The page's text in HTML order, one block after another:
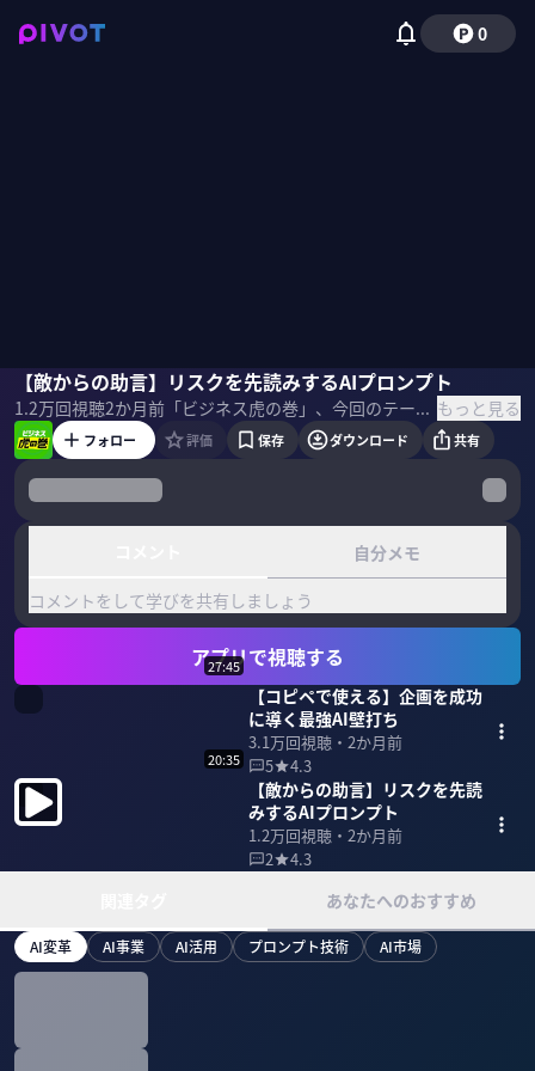
0
【敵からの助言】リスクを先読みするAIプロンプト
1.2万回視聴2か月前 「ビジネス虎の巻」、今回のテーマは「AIプロンプト」。BuySell Technologies執行役員・田中奏真氏が、未来を読み 競合に勝つAIプロンプトを解説。 ＜ゲスト＞ 田中奏真｜BuySell Technologies執行役員 マーケティング統括本部統括本部長 2006年に神戸大学経営学部卒業後、エン・ジャパン（現エン）に入社。22年に執行役員に就任し、70名規模のマーケティング組織を牽引。25年よりBuySell Technologies執行役員。現在は、M&A（合併、買収）による複数ブランドの統合を推進し、グループ全体のマーケティングを統括。 ＜目次＞ もっと見る
林佑香里崎智也田中奏真
フォロー 評価 保存 ダウンロード 共有
自分メモ
コメントをして学びを共有しましょう
アプリで視聴する
27:45
【コピペで使える】企画を成功
に導く最強AI壁打ち
3.1万回視聴・ 2か月前
5
4.3
20:35
【敵からの助言】リスクを先読
みするAIプロンプト
1.2万回視聴・ 2か月前
2
4.3
あなたへのおすすめ
AI変革 AI事業 AI活用 プロンプト技術 AI市場